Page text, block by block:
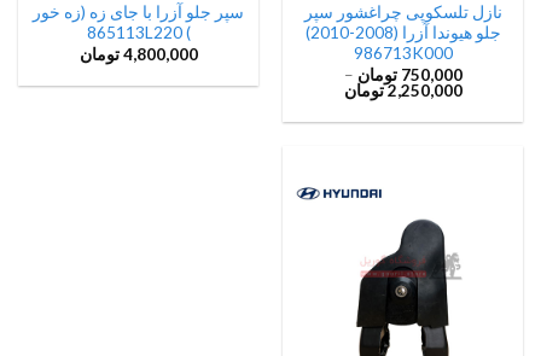
نازل تلسکوپی چراغشور سپر
جلو هیوندا آزرا (2008-2010)
986713K000
750,000 تومان –
2,250,000تومان
سپر جلو آزرا با جای زه (زه خور
) 865113L220
4,800,000 تومان